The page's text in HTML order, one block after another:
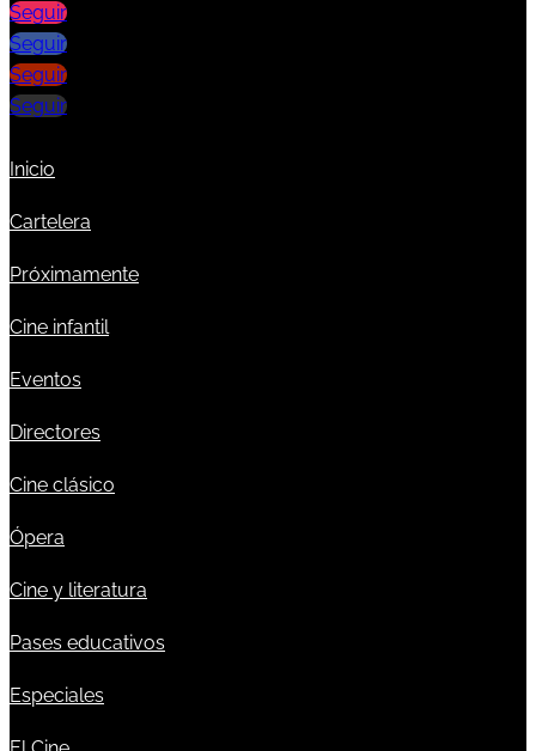
Seguir
Seguir
Seguir
Seguir
Inicio
Cartelera
Próximamente
Cine infantil
Eventos
Directores
Cine clásico
Ópera
Cine y literatura
Pases educativos
Especiales